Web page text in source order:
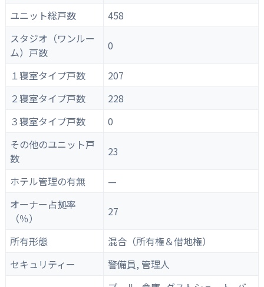
ユニット総戸数
458
スタジオ（ワンルー
ム）戸数
0
１寝室タイプ戸数
207
２寝室タイプ戸数
228
３寝室タイプ戸数
0
その他のユニット戸
数
23
ホテル管理の有無
—
オーナー占拠率
（％）
27
所有形態
混合（所有権＆借地権）
セキュリティー
警備員, 管理人